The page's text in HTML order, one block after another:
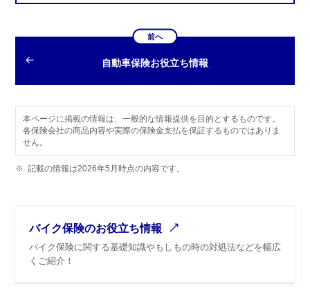
前へ
自動車保険お役立ち情報
本ページに掲載の情報は、一般的な情報提供を目的とするものです。
各保険会社の商品内容や実際の保険金支払を保証するものではありま
せん。
※ 記載の情報は2026年5月時点の内容です。
バイク保険のお役立ち情報
バイク保険に関する基礎知識やもしもの時の対処法などを幅広
くご紹介！